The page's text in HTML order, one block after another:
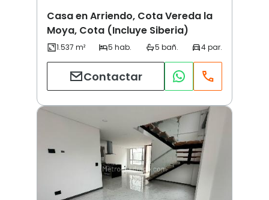
Casa en Arriendo, Cota Vereda la
Moya, Cota (Incluye Siberia)
Contactar